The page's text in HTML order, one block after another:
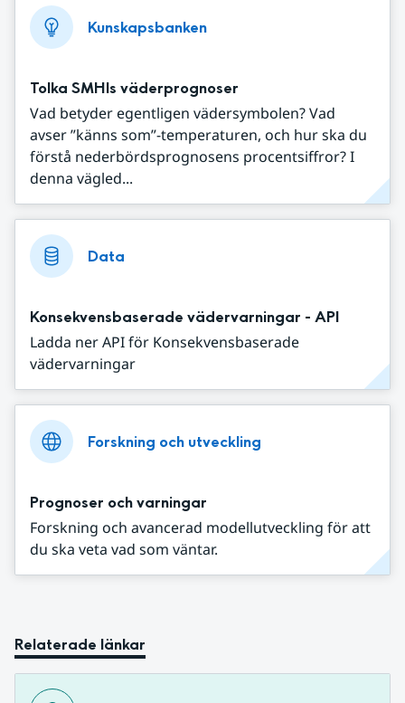
Kunskapsbanken
Tolka SMHIs väderprognoser
Vad betyder egentligen vädersymbolen? Vad
avser ”känns som”-temperaturen, och hur ska du
förstå nederbördsprognosens procentsiffror? I
denna vägled...
Data
Konsekvensbaserade vädervarningar - API
Ladda ner API för Konsekvensbaserade
vädervarningar
Forskning och utveckling
Prognoser och varningar
Forskning och avancerad modellutveckling för att
du ska veta vad som väntar.
Relaterade länkar